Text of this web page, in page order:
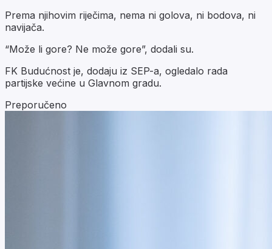
Prema njihovim riječima, nema ni golova, ni bodova, ni
navijača.
“Može li gore? Ne može gore”, dodali su.
FK Budućnost je, dodaju iz SEP-a, ogledalo rada
partijske većine u Glavnom gradu.
Preporučeno